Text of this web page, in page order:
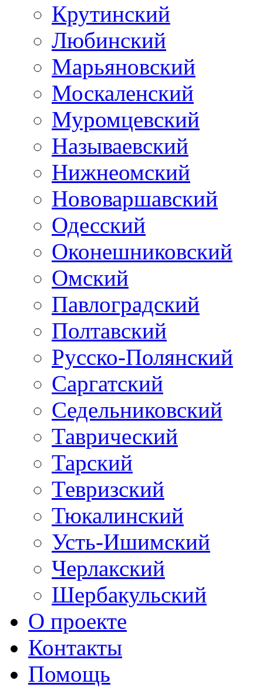
Крутинский
Любинский
Марьяновский
Москаленский
Муромцевский
Называевский
Нижнеомский
Нововаршавский
Одесский
Оконешниковский
Омский
Павлоградский
Полтавский
Русско-Полянский
Саргатский
Седельниковский
Таврический
Тарский
Тевризский
Тюкалинский
Усть-Ишимский
Черлакский
Шербакульский
О проекте
Контакты
Помощь